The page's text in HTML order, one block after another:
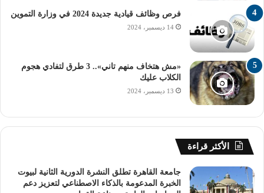
– اختيار خدمة تنسيق الثانوية الأزهرية.
– تحديد الشعبة الدراسية (علمي أو أدبي).
– إدخال رقم الجلوس والرقم السري.
الضغط على عرض النتيجة.
فرص وظائف قيادية جديدة 2024 في وزارة التموين
14 ديسمبر، 2024
«مش هتخاف منهم تاني».. 3 طرق لتفادي هجوم
الكلاب عليك
13 ديسمبر، 2024
الأكثر قراءة
جامعة القاهرة تطلق النشرة الدورية الثانية لبيوت
الخبرة المدعومة بالذكاء الاصطناعي لتعزيز دعم